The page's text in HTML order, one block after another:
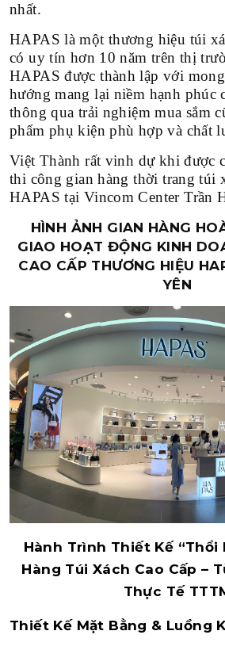
THEO DIỆN TÍCH
DƯỚI 100M2
100M2-500M2
500M2-1000M2
THEO TIẾN ĐỘ
VỪA KHAI TRƯƠNG
SẮP KHỞI CÔNG
nhất.
HAPAS là một thương hiệu túi
có uy tín hơn 10 năm trên thị
HAPAS được thành lập với
hướng mang lại niềm hạnh phúc
thông qua trải nghiệm mua sắm
phẩm phụ kiện phù hợp và chất
Việt Thành rất vinh dự khi được
thi công gian hàng thời trang túi
HAPAS tại Vincom Center Trần
HÌNH ẢNH GIAN HÀNG
GIAO HOẠT ĐỘNG KINH
CAO CẤP THƯƠNG HIỆU
YÊN
Hành Trình Thiết Kế “Thổi
Hàng Túi Xách Cao Cấp –
Thực Tế
Thiết Kế Mặt Bằng & Luồng